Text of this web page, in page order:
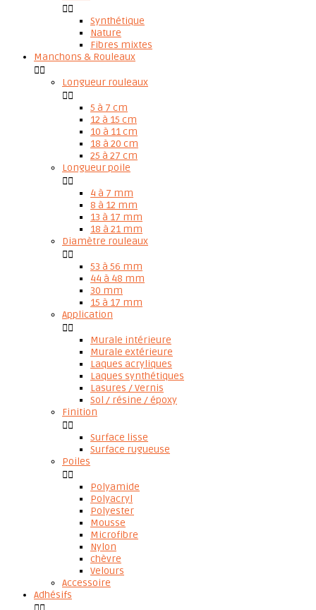

Synthétique
Nature
Fibres mixtes
Manchons & Rouleaux

Longueur rouleaux

5 à 7 cm
12 à 15 cm
10 à 11 cm
18 à 20 cm
25 à 27 cm
Longueur poile

4 à 7 mm
8 à 12 mm
13 à 17 mm
18 à 21 mm
Diamètre rouleaux

53 à 56 mm
44 à 48 mm
30 mm
15 à 17 mm
Application

Murale intérieure
Murale extérieure
Laques acryliques
Laques synthétiques
Lasures / Vernis
Sol / résine / époxy
Finition

Surface lisse
Surface rugueuse
Poiles

Polyamide
Polyacryl
Polyester
Mousse
Microfibre
Nylon
chèvre
Velours
Accessoire
Adhésifs